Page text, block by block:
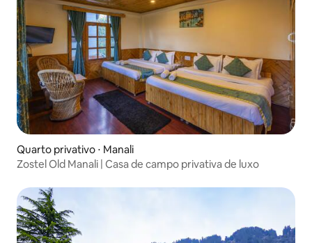
Quarto privativo ⋅ Manali
Zostel Old Manali | Casa de campo privativa de luxo